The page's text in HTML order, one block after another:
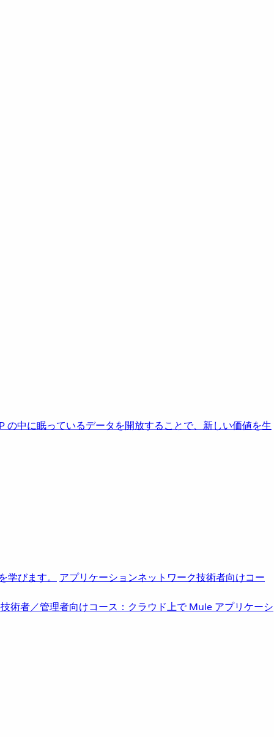
の中に眠っているデータを開放することで、新しい価値を生
びます。 アプリケーションネットワーク技術者向けコー
技術者／管理者向けコース：クラウド上で Mule アプリケーシ